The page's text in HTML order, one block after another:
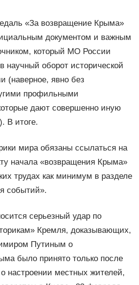
«За возвращение Крыма»
документом и важным
который МО России
научный оборот исторической
(наверное, явно без
профильными
дают совершенно иную
В итоге.
мира обязаны ссылаться на
начала «возвращения Крыма»
трудах как минимум в разделе
событий».
серьезный удар по
Кремля, доказывающих,
Путиным о
было принято только после
настроении местных жителей,